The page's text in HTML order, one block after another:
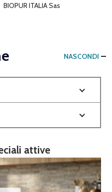
BIOPUR ITALIA Sas
NASCONDI
attive